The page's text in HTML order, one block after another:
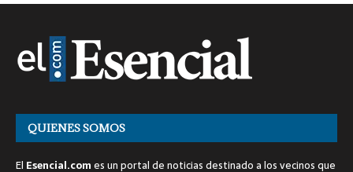
QUIENES SOMOS
El Esencial.comes un portal de noticias destinado a los vecinos que